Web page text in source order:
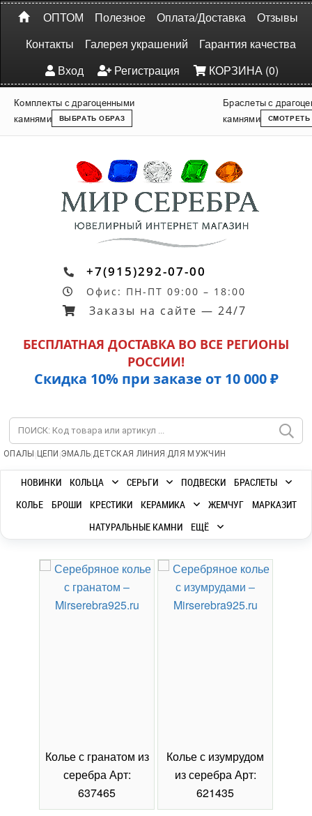
ОПТОМ Полезное Оплата/Доставка
Отзывы
Контакты
Галерея украшений
Гарантия качества
Вход
Регистрация КОРЗИНА (0)
Комплекты с драгоценными
камнями
ВЫБРАТЬ ОБРАЗ
Браслеты с
камнями
СМОТРЕТЬ
+7(915)292-07-00
Офис: ПН-ПТ 09:00 – 18:00
Заказы на сайте — 24/7
БЕСПЛАТНАЯ ДОСТАВКА ВО ВСЕ РЕГИОНЫ
РОССИИ!
Скидка 10% при заказе от 10 000 ₽
ОПАЛЫ | ЦЕПИ |ЭМАЛЬ|ДЕТСКАЯ ЛИНИЯ |ДЛЯ МУЖЧИН
НОВИНКИ КОЛЬЦА СЕРЬГИ ПОДВЕСКИ
БРАСЛЕТЫ
КОЛЬЕ
БРОШИ КРЕСТИКИ КЕРАМИКА ЖЕМЧУГ
МАРКАЗИТ
НАТУРАЛЬНЫЕ КАМНИ
ЕЩЁ
Колье с гранатом из
серебра Арт:
637465
Колье с изумрудом
из серебра Арт:
621435